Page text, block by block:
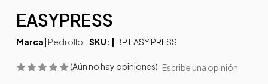
EASYPRESS
Marca | Pedrollo SKU: | BP EASY PRESS
(Aún no hay opiniones) Escribe una opinión